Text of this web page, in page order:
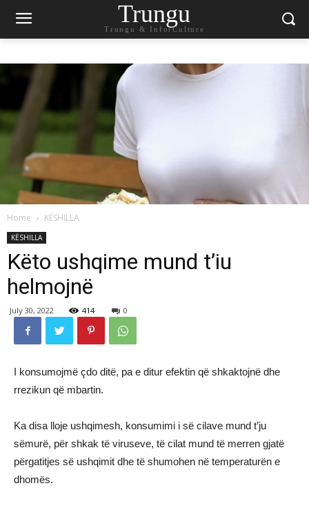
Trungu
Trungu & InforCulture
Home KËSHILLA
KËSHILLA
Këto ushqime mund t’iu
helmojnë
July 30, 2022 414 0
I konsumojmë çdo ditë, pa e ditur efektin që shkaktojnë dhe
rrezikun që mbartin.
Ka disa lloje ushqimesh, konsumimi i së cilave mund t’ju
sëmurë, për shkak të viruseve, të cilat mund të merren gjatë
përgatitjes së ushqimit dhe të shumohen në temperaturën e
dhomës.